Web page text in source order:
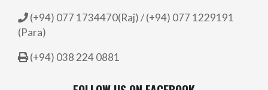
(+94) 077 1734470(Raj) / (+94) 077 1229191
(Para)
(+94) 038 224 0881